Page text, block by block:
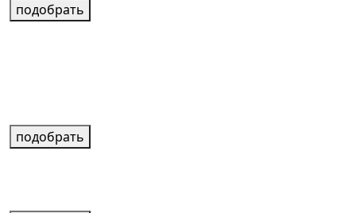
подобрать
подобрать